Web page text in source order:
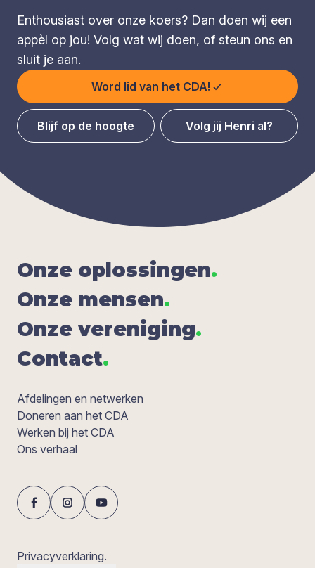
Enthousiast over onze koers? Dan doen wij een
appèl op jou! Volg wat wij doen, of steun ons en
sluit je aan.
Word lid van het CDA!
Blijf op de hoogte Volg jij Henri al?
Onze oplos­sin­gen.
Onze men­sen.
Onze ver­e­ni­ging.
Con­tact.
Afdelingen en netwerken
Doneren aan het CDA
Werken bij het CDA
Ons verhaal
Privacyverklaring.